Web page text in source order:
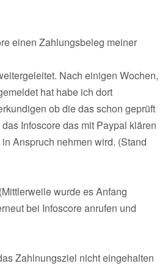
einen Zahlungsbeleg meiner
Nach einigen Wochen,
hat habe ich dort
ob die das schon geprüft
Infoscore das mit Paypal klären
Anspruch nehmen wird. (Stand
wurde es Anfang
bei Infoscore anrufen und
Zahlnungsziel nicht eingehalten